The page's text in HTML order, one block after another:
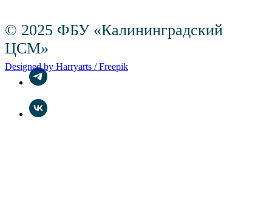
© 2025 ФБУ «Калининградский
ЦСМ»
Designed by Harryarts / Freepik